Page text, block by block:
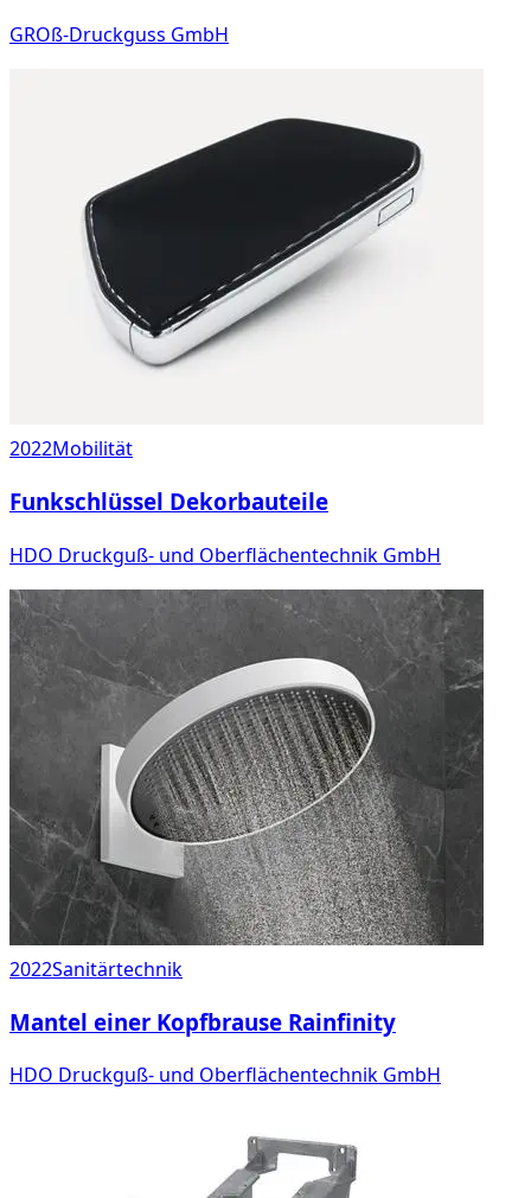
GROß-Druckguss GmbH
2022Mobilität
Funkschlüssel Dekorbauteile
HDO Druckguß- und Oberflächentechnik GmbH
2022Sanitärtechnik
Mantel einer Kopfbrause Rainfinity
HDO Druckguß- und Oberflächentechnik GmbH